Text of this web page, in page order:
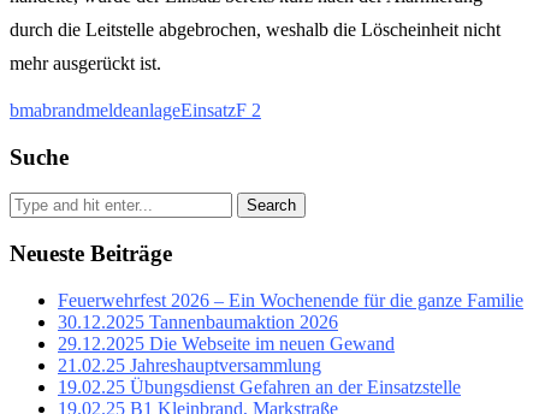
durch die Leitstelle abgebrochen, weshalb die Löscheinheit nicht
mehr ausgerückt ist.
bmabrandmeldeanlageEinsatzF 2
Suche
Search
Neueste Beiträge
Feuerwehrfest 2026 – Ein Wochenende für die ganze Familie
30.12.2025 Tannenbaumaktion 2026
29.12.2025 Die Webseite im neuen Gewand
21.02.25 Jahreshauptversammlung
19.02.25 Übungsdienst Gefahren an der Einsatzstelle
19.02.25 B1 Kleinbrand, Markstraße